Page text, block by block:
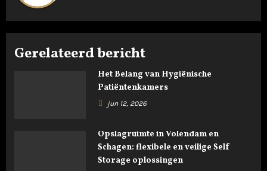
n
a
Gerelateerd bericht
Het Belang van Hygiënische
Patiëntenkamers
jun 12, 2026
Opslagruimte in Volendam en
Schagen: flexibele en veilige Self
Storage oplossingen